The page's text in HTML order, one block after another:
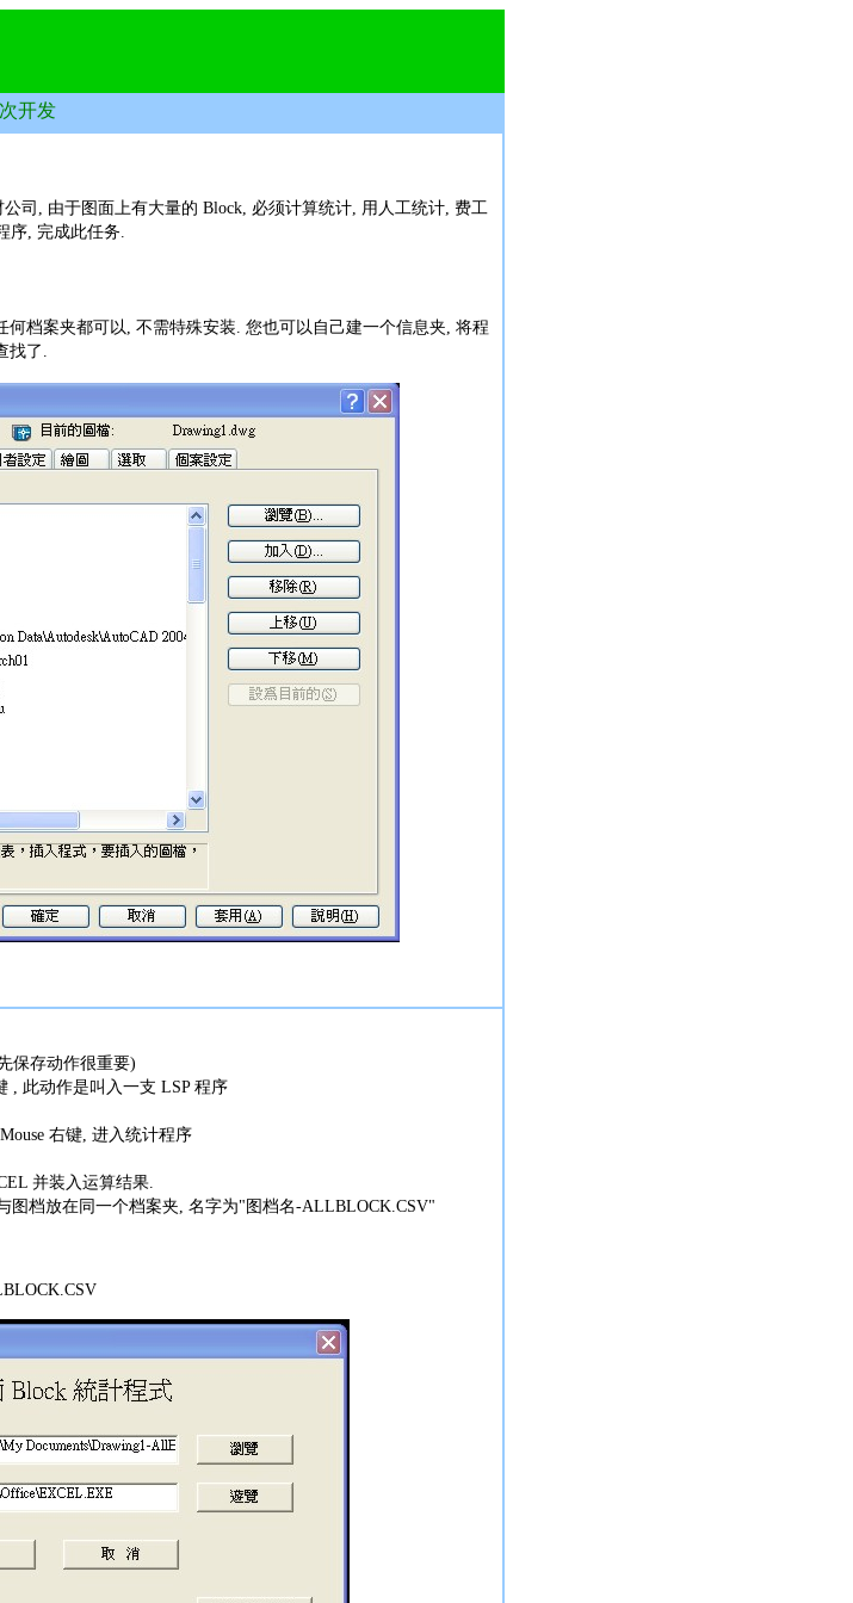
开发
司, 由于图面上有大量的 Block, 必须计算统计, 用人工统计, 费工
序, 完成此任务.
档案夹都可以, 不需特殊安装. 您也可以自己建一个信息夹, 将程
找了.
保存动作很重要)
, 此动作是叫入一支 LSP 程序
右键, 进入统计程序
并装入运算结果.
图档放在同一个档案夹, 名字为"图档名-ALLBLOCK.CSV"